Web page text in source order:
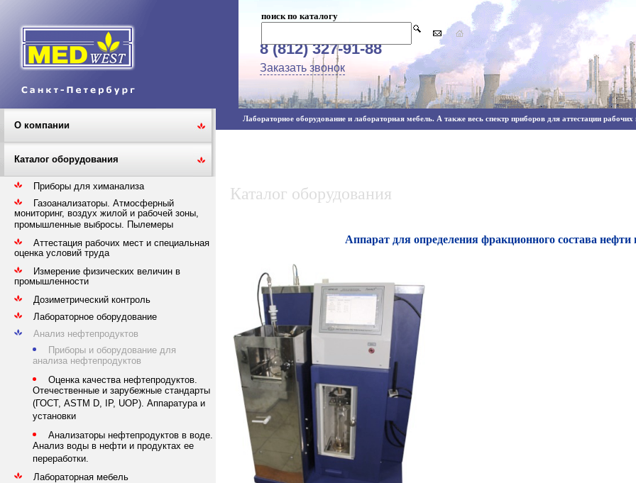
поиск по каталогу
8 (812) 327-91-88
Заказать звонок
О компании
Каталог оборудования
Приборы для химанализа
Газоанализаторы. Атмосферный
мониторинг, воздух жилой и рабочей зоны,
промышленные выбросы. Пылемеры
Аттестация рабочих мест и специальная
оценка условий труда
Измерение физических величин в
промышленности
Дозиметрический контроль
Лабораторное оборудование
Анализ нефтепродуктов
Приборы и оборудование для
анализа нефтепродуктов
Оценка качества нефтепродуктов.
Отечественные и зарубежные стандарты
(ГОСТ, ASTM D, IP, UOP). Аппаратура и
установки
Анализаторы нефтепродуктов в воде.
Анализ воды в нефти и продуктах ее
переработки.
Лабораторная мебель
Лабораторное оборудование и лабораторная мебель. А также весь спектр приборов для аттестации
Каталог оборудования
Аппарат для определения фракционного состава